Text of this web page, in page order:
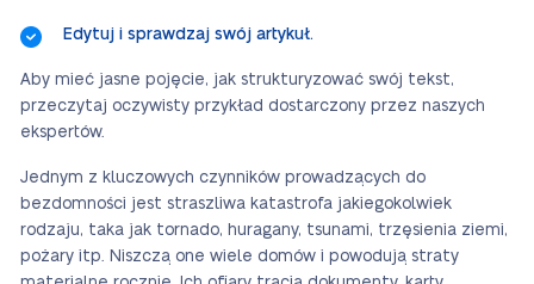
Edytuj i sprawdzaj swój artykuł.
Aby mieć jasne pojęcie, jak strukturyzować swój tekst,
przeczytaj oczywisty przykład dostarczony przez naszych
ekspertów.
Jednym z kluczowych czynników prowadzących do
bezdomności jest straszliwa katastrofa jakiegokolwiek
rodzaju, taka jak tornado, huragany, tsunami, trzęsienia ziemi,
pożary itp. Niszczą one wiele domów i powodują straty